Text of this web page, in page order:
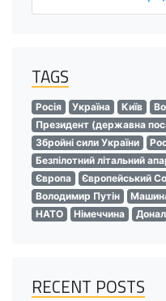
TAGS
Росія Україна Київ
Президент (державна
Збройні сили України
Безпілотний літальний
Європа
Європейський
Володимир Путін
НАТО
Німеччина
RECENT POSTS